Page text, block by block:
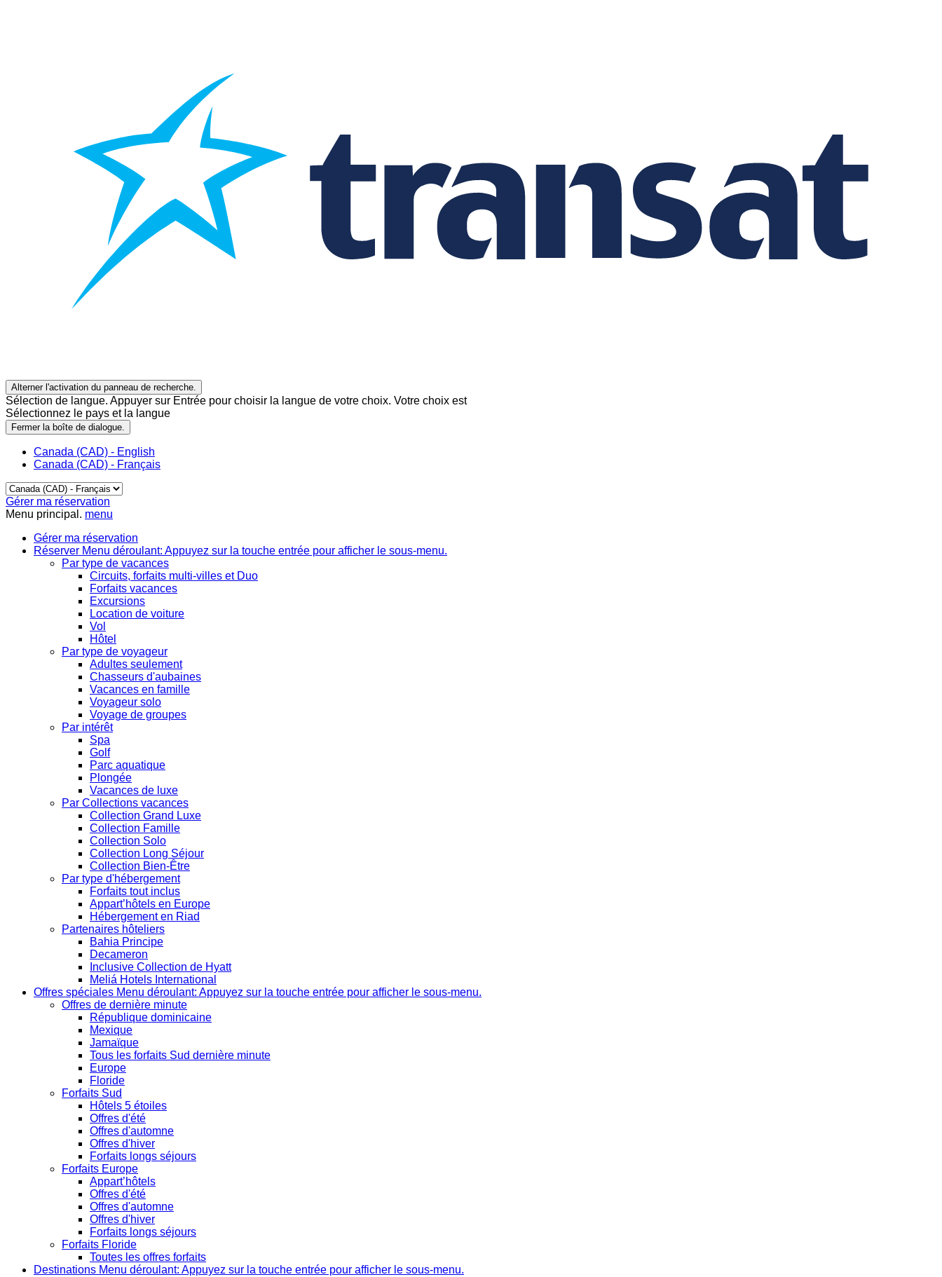
Alterner l'activation du panneau de recherche.
Sélection de langue. Appuyer sur Entrée pour choisir la langue de votre choix. Votre choix est
Sélectionnez le pays et la langue
Fermer la boîte de dialogue.
Canada (CAD) - English
Canada (CAD) - Français
Gérer ma réservation
Menu principal. menu
Gérer ma réservation
Réserver Menu déroulant: Appuyez sur la touche entrée pour afficher le sous-menu.
Par type de vacances
Circuits, forfaits multi-villes et Duo
Forfaits vacances
Excursions
Location de voiture
Vol
Hôtel
Par type de voyageur
Adultes seulement
Chasseurs d'aubaines
Vacances en famille
Voyageur solo
Voyage de groupes
Par intérêt
Spa
Golf
Parc aquatique
Plongée
Vacances de luxe
Par Collections vacances
Collection Grand Luxe
Collection Famille
Collection Solo
Collection Long Séjour
Collection Bien-Être
Par type d'hébergement
Forfaits tout inclus
Appart’hôtels en Europe
Hébergement en Riad
Partenaires hôteliers
Bahia Principe
Decameron
Inclusive Collection de Hyatt
Meliá Hotels International
Offres spéciales Menu déroulant: Appuyez sur la touche entrée pour afficher le sous-menu.
Offres de dernière minute
République dominicaine
Mexique
Jamaïque
Tous les forfaits Sud dernière minute
Europe
Floride
Forfaits Sud
Hôtels 5 étoiles
Offres d'été
Offres d'automne
Offres d'hiver
Forfaits longs séjours
Forfaits Europe
Appart’hôtels
Offres d'été
Offres d'automne
Offres d'hiver
Forfaits longs séjours
Forfaits Floride
Toutes les offres forfaits
Destinations Menu déroulant: Appuyez sur la touche entrée pour afficher le sous-menu.